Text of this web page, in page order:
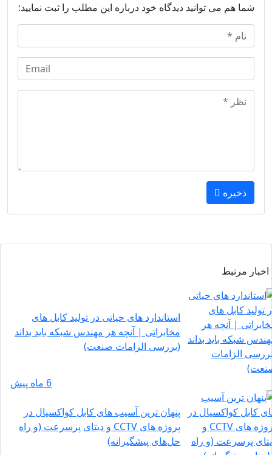
شما هم می توانید دیدگاه خود درباره این مطلب را ثبت نمایید:
ذخیره
اخبار مرتبط
استاندارد های حیاتی در تولید کابل‌ های
مخابراتی | آنچه هر مهندس شبکه باید بداند
(بررسی الزامات صنعت)
6 ماه پیش
پنهان‌ ترین آسیب ‌های کابل کواکسیال در
پروژه ‌های CCTV و دیتای پرسرعت (و راه‌
حل‌های پیشگیرانه)